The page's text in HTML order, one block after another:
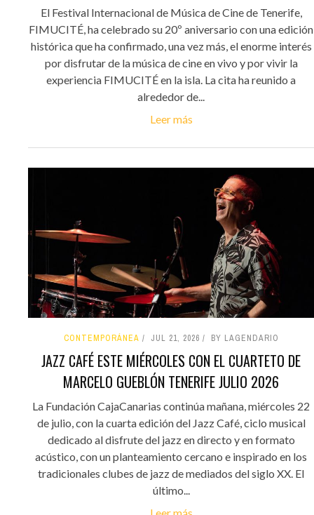
El Festival Internacional de Música de Cine de Tenerife,
FIMUCITÉ, ha celebrado su 20º aniversario con una edición
histórica que ha confirmado, una vez más, el enorme interés
por disfrutar de la música de cine en vivo y por vivir la
experiencia FIMUCITÉ en la isla. La cita ha reunido a
alrededor de...
Leer más
CONTEMPORÁNEA JUL 21, 2026 BY LAGENDARIO
JAZZ CAFÉ ESTE MIÉRCOLES CON EL CUARTETO DE
MARCELO GUEBLÓN TENERIFE JULIO 2026
La Fundación CajaCanarias continúa mañana, miércoles 22
de julio, con la cuarta edición del Jazz Café, ciclo musical
dedicado al disfrute del jazz en directo y en formato
acústico, con un planteamiento cercano e inspirado en los
tradicionales clubes de jazz de mediados del siglo XX. El
último...